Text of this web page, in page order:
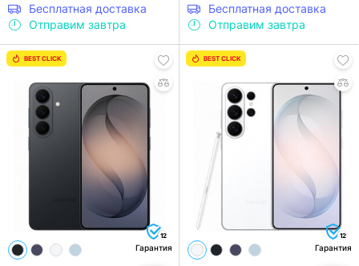
Бесплатная доставка
Отправим завтра
Бесплатная доставка
Отправим завтра
BEST CLICK
12
Гарантия
BEST CLICK
12
Гарантия